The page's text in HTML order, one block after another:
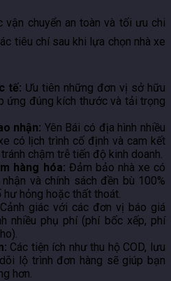
chuyển an toàn và tối ưu chi
tiêu chí sau khi lựa chọn nhà xe
tế: Ưu tiên những đơn vị sở hữu
ứng đúng kích thước và tải trọng
nhận: Yên Bái có địa hình nhiều
có lịch trình cố định và cam kết
chậm trễ tiến độ kinh doanh.
hàng hóa: Đảm bảo nhà xe có
và chính sách đền bù 100%
hỏng hoặc thất thoát.
Cảnh giác với các đơn vị báo giá
nhiều phụ phí (phí bốc xếp, phí
Các tiện ích như thu hộ COD, lưu
lộ trình đơn hàng sẽ giúp bạn
hơn.